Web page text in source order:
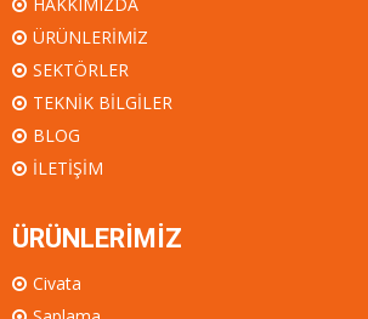
ÜRÜNLERİMİZ
SEKTÖRLER
TEKNİK BİLGİLER
BLOG
İLETİŞİM
ÜRÜNLERİMİZ
Civata